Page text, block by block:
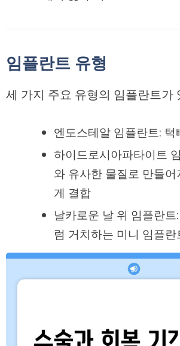
임플란트 유형
세 가지 주요 유형의 임플란트가
엔도스테알 임플란트: 턱
하이드로시아파타이트
와 유사한 물질로 만들어
게 결합
날카로운 날 위 임플란트
럼 거치하는 미니 임플란